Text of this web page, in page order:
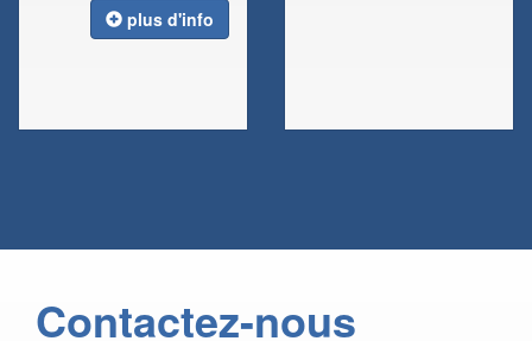
plus d'info
Contactez-nous